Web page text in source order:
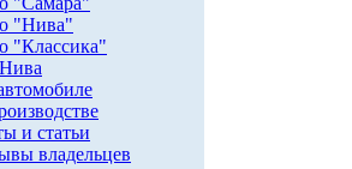
"Нива"
"Классика"
и статьи
владельцев